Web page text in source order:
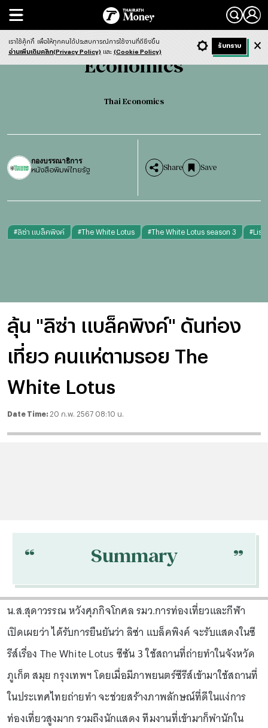
Search
Economics Thai Economics
Economics
Thai Economics
กองบรรณาธิการ
หนังสือพิมพ์ไทยรัฐ Share Save
#ลิซ่า แบล็คพิงค์ #The White Lotus #The White Lotus season 3 #Lisa
ลุ้น "ลิซ่า แบล็คพิงค์" ดันท่อง
เที่ยว คนแห่ตามรอย The
White Lotus
Date Time: 20 ก.พ. 2567 08:10 น.
- ก + ก Dark ฟังข่าว
“ Summary “
น.ส.สุดาวรรณ หวังศุภกิจโกศล รมว.การท่องเที่ยวและกีฬา
เปิดเผยว่า ได้รับการยืนยันว่า ลิซ่า แบล็คพิงค์ จะรับแสดงในซี
รีส์เรื่อง The White Lotus ซีซัน 3 ใช้สถานที่ถ่ายทำในจังหวัด
ภูเก็ต สมุย กรุงเทพฯ โดยเมื่อมีภาพยนตร์ซีรีส์เข้ามาใช้สถานที่
ในประเทศไทยถ่ายทำ จะช่วยสร้างภาพลักษณ์ที่ดีในแง่การ
ท่องเที่ยวสูงมาก รวมถึงนักแสดง ทีมงานที่เข้ามาก็พำนักใน
เราใช้คุ้กกี้ เพื่อให้ทุกคนได้ประสบการณ์การใช้งานที่ดียิ่งขึ้น
อ่านเพิ่มเติมคลิก(Privacy Policy) และ (Cookie Policy)
รับทราบ